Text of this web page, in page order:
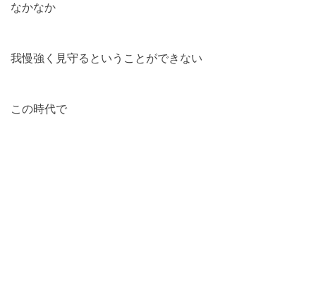
なかなか
我慢強く見守るということができない
この時代で